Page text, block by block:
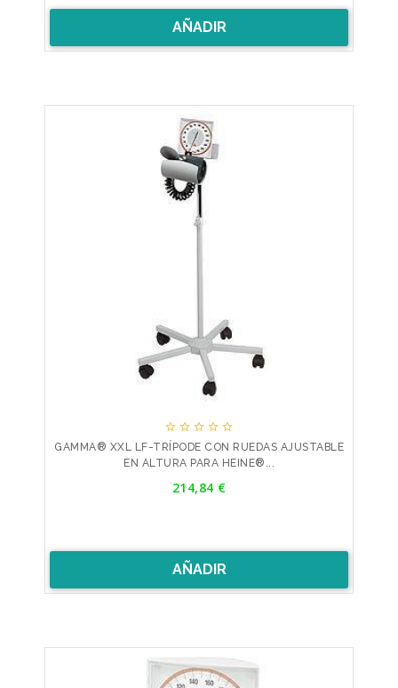
AÑADIR
    
GAMMA® XXL LF-TRÍPODE CON RUEDAS AJUSTABLE
EN ALTURA PARA HEINE®...
214,84 €
AÑADIR